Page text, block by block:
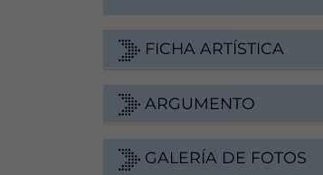
FICHA ARTÍSTICA
ARGUMENTO
GALERÍA DE FOTOS